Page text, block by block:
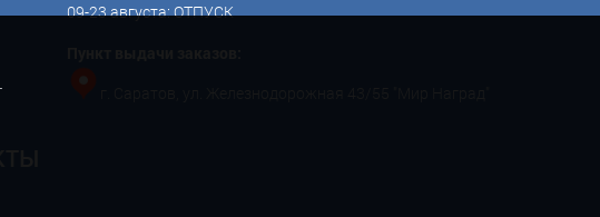
09-23 августа: ОТПУСК